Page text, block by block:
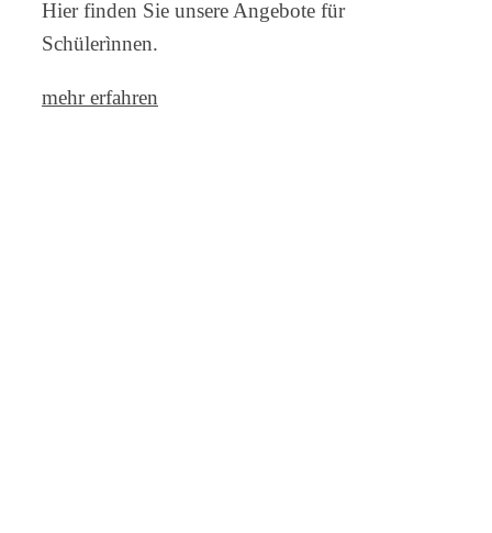
Hier finden Sie unsere Angebote für
Schülerìnnen.
mehr erfahren